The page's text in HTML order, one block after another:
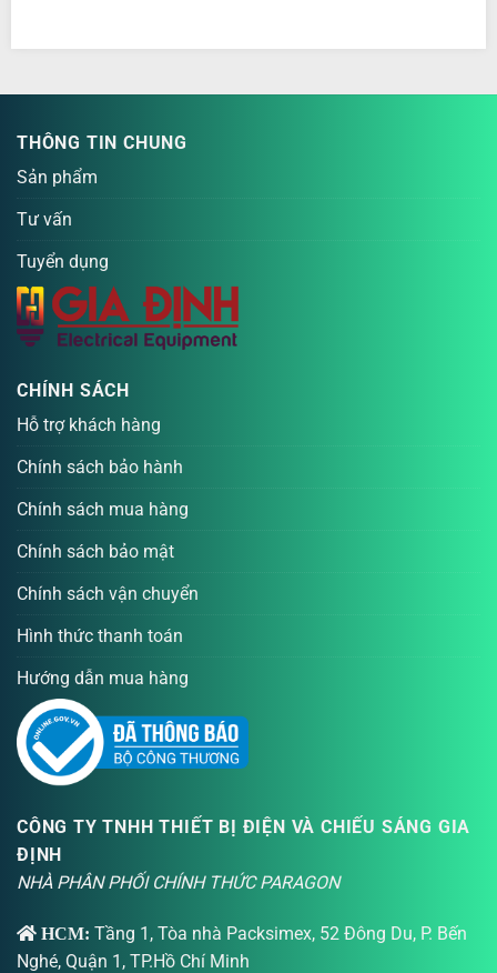
THÔNG TIN CHUNG
Sản phẩm
Tư vấn
Tuyển dụng
CHÍNH SÁCH
Hỗ trợ khách hàng
Chính sách bảo hành
Chính sách mua hàng
Chính sách bảo mật
Chính sách vận chuyển
Hình thức thanh toán
Hướng dẫn mua hàng
CÔNG TY TNHH THIẾT BỊ ĐIỆN VÀ CHIẾU SÁNG GIA
ĐỊNH
NHÀ PHÂN PHỐI CHÍNH THỨC PARAGON
HCM: Tầng 1, Tòa nhà Packsimex, 52 Đông Du, P. Bến
Nghé, Quận 1, TP.Hồ Chí Minh